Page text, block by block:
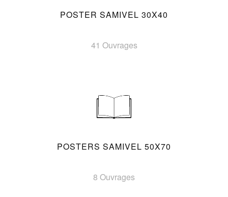
POSTER SAMIVEL 30X40
41 Ouvrages
POSTERS SAMIVEL 50X70
8 Ouvrages